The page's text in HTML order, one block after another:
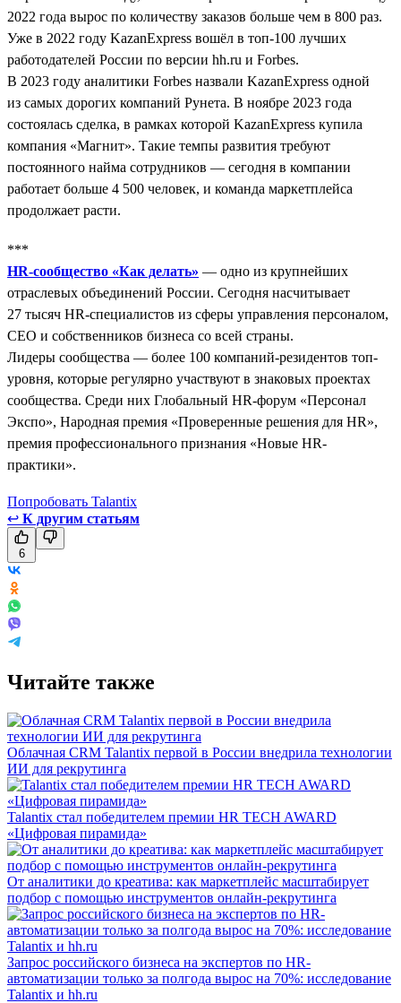
2022 года вырос по количеству заказов больше чем в 800 раз.
Уже в 2022 году KazanExpress вошёл в топ-100 лучших
работодателей России по версии hh.ru и Forbes.
В 2023 году аналитики Forbes назвали KazanExpress одной
из самых дорогих компаний Рунета. В ноябре 2023 года
состоялась сделка, в рамках которой KazanExpress купила
компания «Магнит». Такие темпы развития требуют
постоянного найма сотрудников — сегодня в компании
работает больше 4 500 человек, и команда маркетплейса
продолжает расти.
***
HR-сообщество «Как делать» — одно из крупнейших
отраслевых объединений России. Сегодня насчитывает
27 тысяч HR-специалистов из сферы управления персоналом,
СЕО и собственников бизнеса со всей страны.
Лидеры сообщества — более 100 компаний-резидентов топ-
уровня, которые регулярно участвуют в знаковых проектах
сообщества. Среди них Глобальный HR-форум «Персонал
Экспо», Народная премия «Проверенные решения для HR»,
премия профессионального признания «Новые HR-
практики».
Попробовать Talantix
↩ К другим статьям
6
Читайте также
Облачная CRM Talantix первой в России внедрила технологии
ИИ для рекрутинга
Talantix cтал победителем премии HR TECH AWARD
«Цифровая пирамида»
От аналитики до креатива: как маркетплейс масштабирует
подбор с помощью инструментов онлайн-рекрутинга
Запрос российского бизнеса на экспертов по HR-
автоматизации только за полгода вырос на 70%: исследование
Talantix и hh.ru